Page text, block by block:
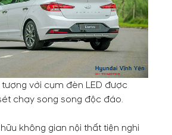
với cụm đèn LED được
chạy song song độc đáo.
không gian nội thất tiện nghi